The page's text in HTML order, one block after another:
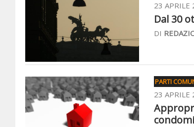
23 APRILE
Dal 30
DI
PARTI
23 APRILE